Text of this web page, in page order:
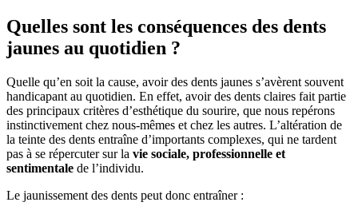
Quelles sont les conséquences des dents
jaunes au quotidien ?
Quelle qu’en soit la cause, avoir des dents jaunes s’avèrent souvent
handicapant au quotidien. En effet, avoir des dents claires fait partie
des principaux critères d’esthétique du sourire, que nous repérons
instinctivement chez nous-mêmes et chez les autres. L’altération de
la teinte des dents entraîne d’importants complexes, qui ne tardent
pas à se répercuter sur la vie sociale, professionnelle et
sentimentale de l’individu.
Le jaunissement des dents peut donc entraîner :